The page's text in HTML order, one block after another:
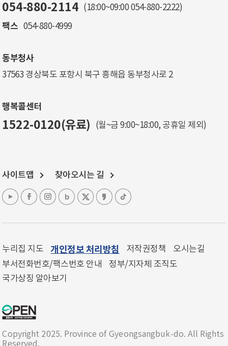
054-880-2114 (18:00~09:00 054-880-2222)
팩스 054-880-4999
동부청사
37563 경상북도 포항시 북구 흥해읍 동부청사로 2
행복콜센터
1522-0120(유료) (월~금 9:00~18:00, 공휴일 제외)
사이트맵 찾아오시는 길
누리집 지도 개인정보 처리방침 저작권정책
오시는길
부서전화번호/팩스번호 안내
정부/지자체 조직도
국가상징 알아보기
Copyright 2025. Province of Gyeongsangbuk-do. All Rights
Reserved.